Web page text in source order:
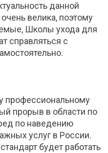
данной
велика, поэтому
Школы ухода для
справляться с
профессиональному
прорыв в области по
по наведению
услуг в России.
будет работать